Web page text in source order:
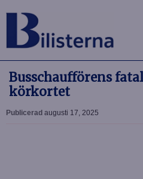
Busschaufförens
körkortet
Publicerad augusti 17, 2025